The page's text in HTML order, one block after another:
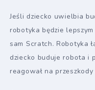
Jeśli dziecko uwielbia
robotyka będzie
sam Scratch. Robotyka
dziecko buduje robota i
reagował na przeszkody